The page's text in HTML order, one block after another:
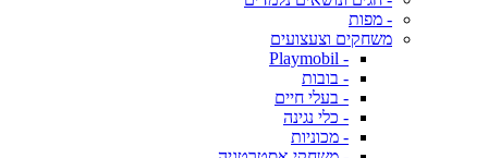
- מפות
משחקים וצעצועים
- Playmobil
- בובות
- בעלי חיים
- כלי נגינה
- מכוניות